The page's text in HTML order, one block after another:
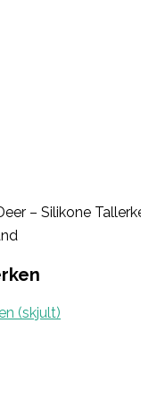
– Silikone
(skjult)